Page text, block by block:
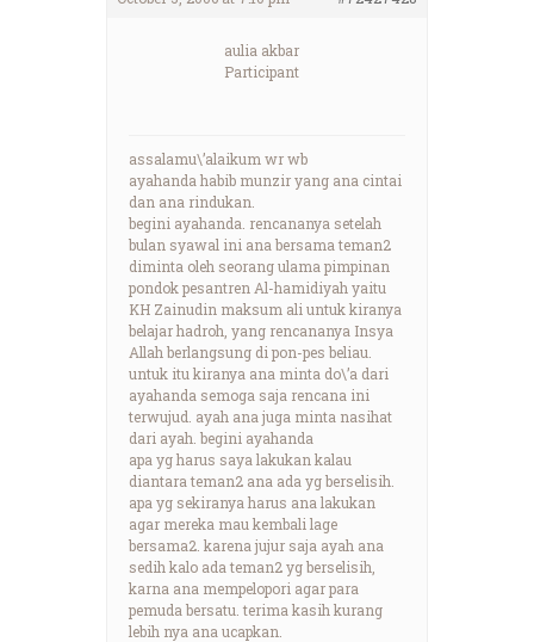
aulia akbar
Participant
assalamu\’alaikum wr wb
ayahanda habib munzir yang ana cintai
dan ana rindukan.
begini ayahanda. rencananya setelah
bulan syawal ini ana bersama teman2
diminta oleh seorang ulama pimpinan
pondok pesantren Al-hamidiyah yaitu
KH Zainudin maksum ali untuk kiranya
belajar hadroh, yang rencananya Insya
Allah berlangsung di pon-pes beliau.
untuk itu kiranya ana minta do\’a dari
ayahanda semoga saja rencana ini
terwujud. ayah ana juga minta nasihat
dari ayah. begini ayahanda
apa yg harus saya lakukan kalau
diantara teman2 ana ada yg berselisih.
apa yg sekiranya harus ana lakukan
agar mereka mau kembali lage
bersama2. karena jujur saja ayah ana
sedih kalo ada teman2 yg berselisih,
karna ana mempelopori agar para
pemuda bersatu. terima kasih kurang
lebih nya ana ucapkan.